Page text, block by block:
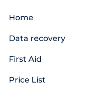
Home
Data recovery
First Aid
Price List